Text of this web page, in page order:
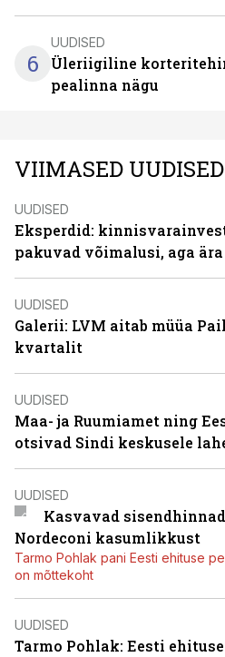
6
UUDISED
Üleriigiline
pealinna nägu
VIIMASED UUDISED
UUDISED
Eksperdid:
pakuvad võimalusi, aga
UUDISED
Galerii: LVM aitab müüa
kvartalit
UUDISED
Maa- ja Ruumiamet ning
otsivad Sindi keskusele
UUDISED
Kasvavad
Nordeconi kasumlikkust
Tarmo Pohlak pani Eesti ehituse
on mõttekoht
UUDISED
Tarmo Pohlak: Eesti